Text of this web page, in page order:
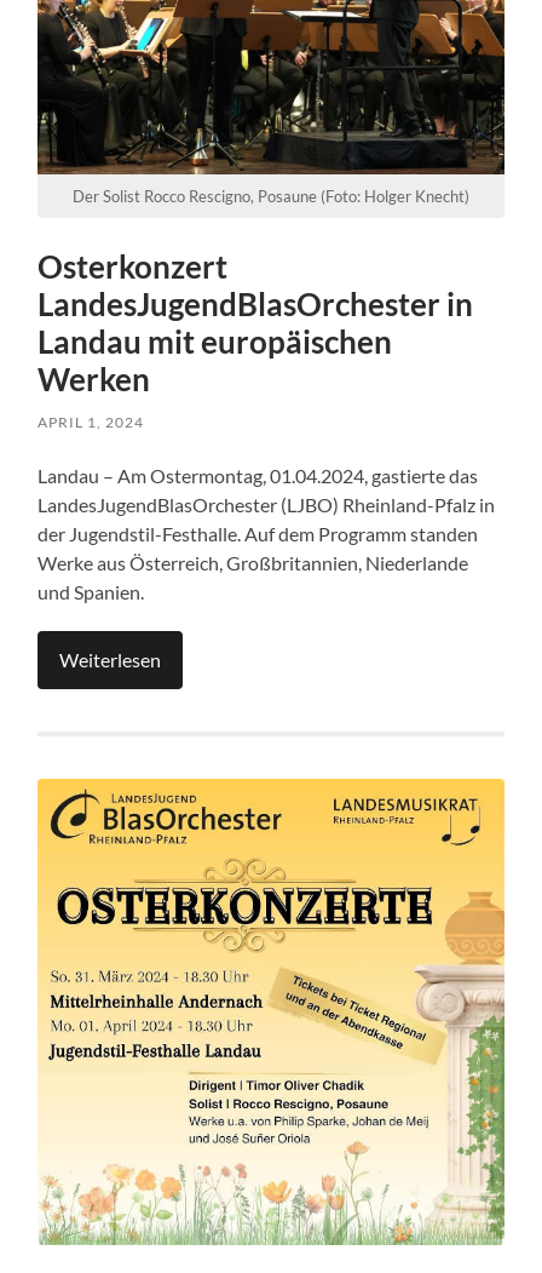
Der Solist Rocco Rescigno, Posaune (Foto: Holger Knecht)
Osterkonzert
LandesJugendBlasOrchester in
Landau mit europäischen
Werken
APRIL 1, 2024
Landau – Am Ostermontag, 01.04.2024, gastierte das
LandesJugendBlasOrchester (LJBO) Rheinland-Pfalz in
der Jugendstil-Festhalle. Auf dem Programm standen
Werke aus Österreich, Großbritannien, Niederlande
und Spanien.
Weiterlesen